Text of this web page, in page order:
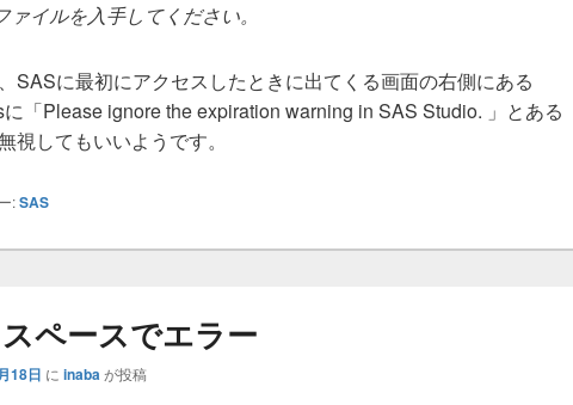
ァイルを入手してください。
SASに最初にアクセスしたときに出てくる画面の右側にある
「Please ignore the expiration warning in SAS Studio. 」とある
視してもいいようです。
:SAS
ペースでエラー
18日 に inabaが投稿